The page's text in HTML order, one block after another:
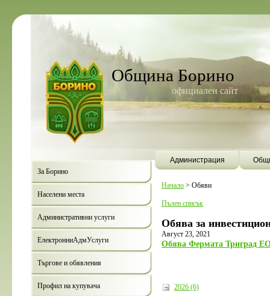
Община Борино
официален сайт
Администрация
За Борино
Населени места
Административни услуги
ЕлектронниАдмУслуги
Търгове и обявления
Профил на купувача
Начало > Обяви
Пълен списък
Обява за
Август 23, 2021
Обява Фермата Триград
2026 (6)